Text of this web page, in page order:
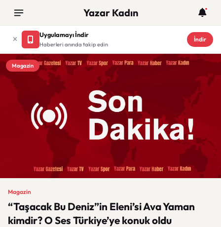
Yazar Kadın
Uygulamayı İndir
Haberleri anında takip edin
İndir
Magazin
Magazin
“Taşacak Bu Deniz”in Eleni’si Ava Yaman
kimdir? O Ses Türkiye’ye konuk oldu